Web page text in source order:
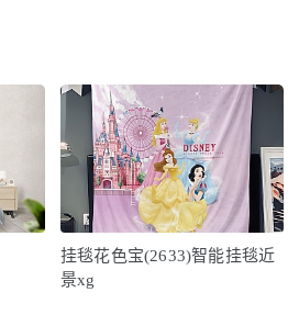
挂毯花色宝(2633)智能挂毯近
景xg